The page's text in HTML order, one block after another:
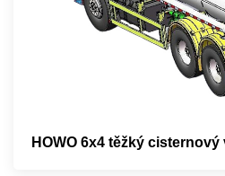
HOWO 6x4 těžký